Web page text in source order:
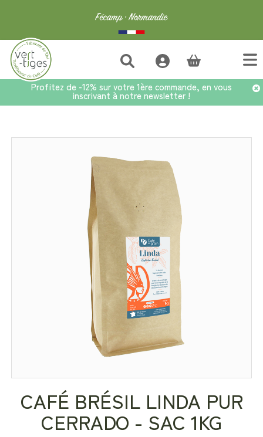
Profitez de -12% sur votre 1ère commande, en vous
inscrivant à notre newsletter !
Café au kilo > Café Brésil Linda Pur Cerrado - Sac 1kg
CAFÉ BRÉSIL LINDA PUR
CERRADO - SAC 1KG